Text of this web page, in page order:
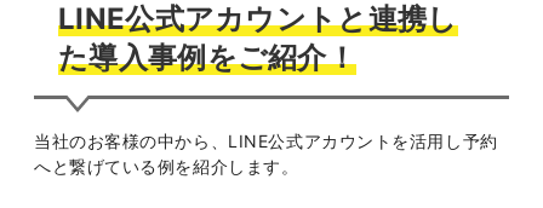
LINE公式アカウントと連携し
た導入事例をご紹介！
当社のお客様の中から、LINE公式アカウントを活用し予約
へと繋げている例を紹介します。